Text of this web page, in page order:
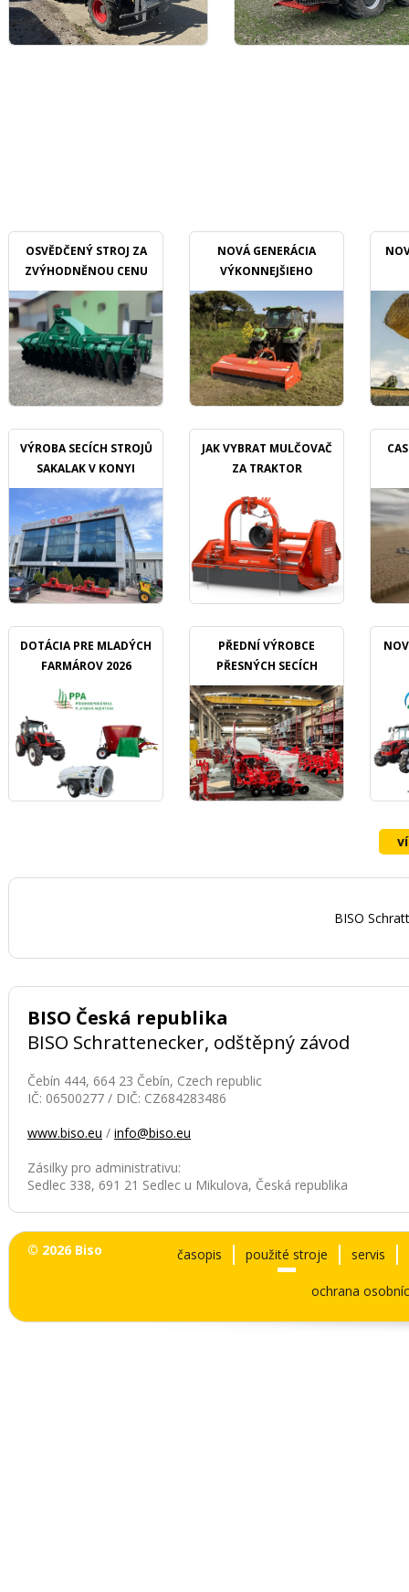
OSVĚDČENÝ STROJ ZA
ZVÝHODNĚNOU CENU
NOVÁ GENERÁCIA
VÝKONNEJŠIEHO
MULČOVAČU
VÝROBA SECÍCH STROJŮ
SAKALAK V KONYI
JAK VYBRAT MULČOVAČ
ZA TRAKTOR
DOTÁCIA PRE MLADÝCH
FARMÁROV 2026
PŘEDNÍ VÝROBCE
PŘESNÝCH SECÍCH
STROJŮ OZDOKEN
BISO
BISO Česká republika
BISO Schrattenecker, odštěpný závod
Čebín 444, 664 23 Čebín, Czech republic
IČ: 06500277 / DIČ: CZ684283486
www.biso.eu / info@biso.eu
Zásilky pro administrativu:
Sedlec 338, 691 21 Sedlec u Mikulova, Česká republika
© 2026 Biso časopis použité stroje servis
ochrana